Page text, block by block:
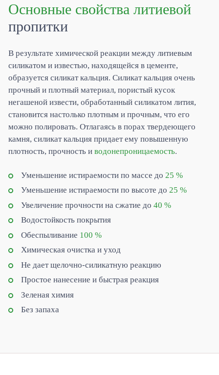
Основные свойства литиевой
пропитки
В результате химической реакции между литиевым
силикатом и известью, находящейся в цементе,
образуется силикат кальция. Силикат кальция очень
прочный и плотный материал, пористый кусок
негашеной извести, обработанный силикатом лития,
становится настолько плотным и прочным, что его
можно полировать. Отлагаясь в порах твердеющего
камня, силикат кальция придает ему повышенную
плотность, прочность и водонепроницаемость.
Уменьшение истираемости по массе до 25 %
Уменьшение истираемости по высоте до 25 %
Увеличение прочности на сжатие до 40 %
Водостойкость покрытия
Обеспыливание 100 %
Химическая очистка и уход
Не дает щелочно-силикатную реакцию
Простое нанесение и быстрая реакция
Зеленая химия
Без запаха